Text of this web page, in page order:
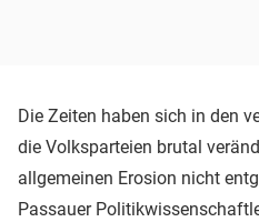
Die Zeiten haben sich in den
die Volksparteien brutal
allgemeinen Erosion nicht
Passauer